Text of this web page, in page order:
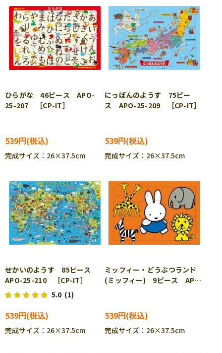
ひらがな 46ピース APO-
25-207 ［CP-IT］
539円
完成サイズ：26×37.5cm
にっぽんのようす 75ピー
ス APO-25-209 ［CP-IT］
539円
完成サイズ：26×37.5cm
せかいのようす 85ピース
APO-25-210 ［CP-IT］
5.0 (1)
539円
完成サイズ：26×37.5cm
ミッフィー・どうぶつランド
(ミッフィー) 9ピース APO-
539円
完成サイズ：26×37.5cm